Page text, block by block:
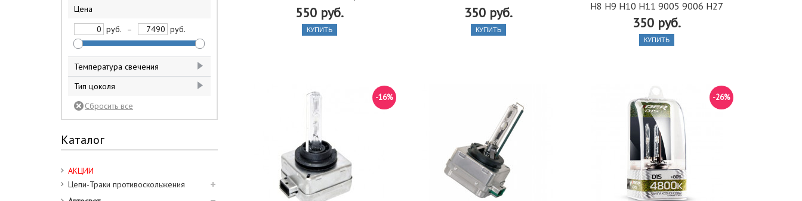
Цена
руб.
– руб.
Температура свечения
4200 к
1
4300 к
4800 к
5
5000 к
5100 к
1
5500 к
6000 к
Тип цоколя
Н1
Н3
3
H7
H9
H10
Каталог
АКЦИИ
Цепи-Траки противоскольжения
550 руб.
КУПИТЬ
350 руб.
КУПИТЬ
H8 H9 H10 Н11 9005 9006 H27
350 руб.
КУПИТЬ
-16% -26%